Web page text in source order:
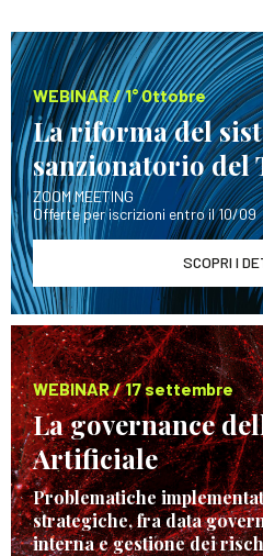
WEBINAR / 1° Ottobre
La riforma del
sanzionatorio del
ZOOM MEETING
Offerte per iscrizioni entro il 10/09
SCOPRI I
WEBINAR / 17 settembre
La governance
Artificiale
Problematiche
strategiche, fra data
interna e gestione dei